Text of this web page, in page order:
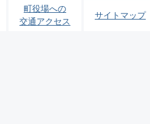
町役場への
交通アクセス
サイトマップ